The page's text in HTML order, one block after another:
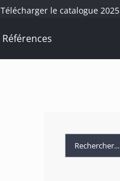
Télécharger le catalogue 2025
Références
Rechercher: